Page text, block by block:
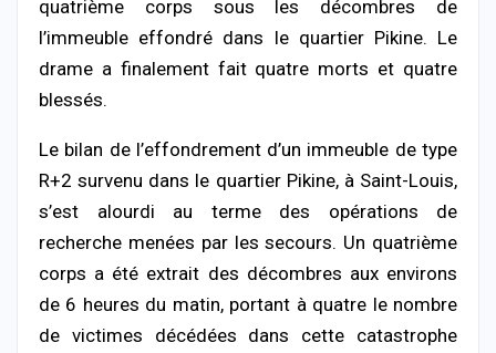
quatrième corps sous les décombres de
l’immeuble effondré dans le quartier Pikine. Le
drame a finalement fait quatre morts et quatre
blessés.
Le bilan de l’effondrement d’un immeuble de type
R+2 survenu dans le quartier Pikine, à Saint-Louis,
s’est alourdi au terme des opérations de
recherche menées par les secours. Un quatrième
corps a été extrait des décombres aux environs
de 6 heures du matin, portant à quatre le nombre
de victimes décédées dans cette catastrophe